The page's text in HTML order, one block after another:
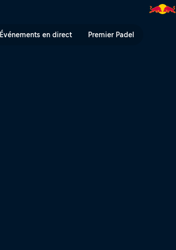
Événements en direct Premier Padel